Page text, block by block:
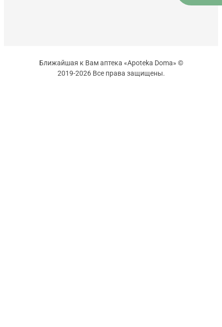
Ближайшая к Вам аптека «Apoteka Doma» ©
2019-2026 Все права защищены.